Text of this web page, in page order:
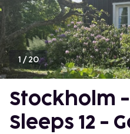
1 /20
Stockholm
Sleeps 12 -